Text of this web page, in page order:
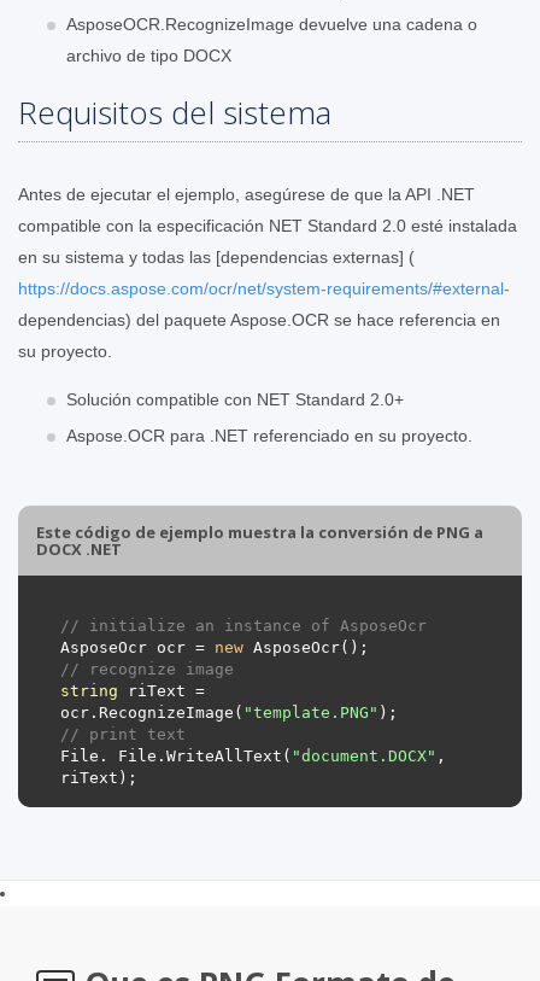
AsposeOCR.RecognizeImage devuelve una cadena o
archivo de tipo DOCX
Requisitos del sistema
Antes de ejecutar el ejemplo, asegúrese de que la API .NET
compatible con la especificación NET Standard 2.0 esté instalada
en su sistema y todas las [dependencias externas] (
https://docs.aspose.com/ocr/net/system-requirements/#external-
dependencias) del paquete Aspose.OCR se hace referencia en
su proyecto.
Solución compatible con NET Standard 2.0+
Aspose.OCR para .NET referenciado en su proyecto.
Este código de ejemplo muestra la conversión de PNG a
DOCX .NET
// initialize an instance of AsposeOcr
AsposeOcr ocr = new AsposeOcr();
// recognize image
string
riText =
ocr . RecognizeImage ( "template.PNG" );
// print text
File . File . WriteAllText ( "document.DOCX" ,
riText );